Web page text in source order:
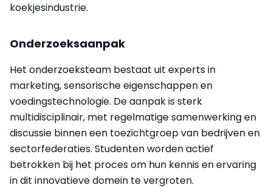
koekjesindustrie.
Onderzoeksaanpak
Het onderzoeksteam bestaat uit experts in
marketing, sensorische eigenschappen en
voedingstechnologie. De aanpak is sterk
multidisciplinair, met regelmatige samenwerking en
discussie binnen een toezichtgroep van bedrijven en
sectorfederaties. Studenten worden actief
betrokken bij het proces om hun kennis en ervaring
in dit innovatieve domein te vergroten.